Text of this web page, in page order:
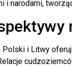
i narodami,
Polski i Litwy